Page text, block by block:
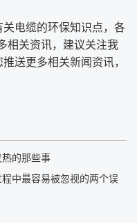
电缆的环保知识点，各
相关资讯，建议关注我
送更多相关新闻资讯，
的那些事
中最容易被忽视的两个误